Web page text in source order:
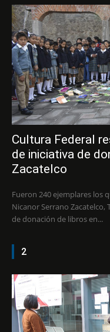
Cultura Federal
de iniciativa de
Zacatelco
Fueron 240 ejemplares los
Nicanor Serrano Zacatelco, Tlax. Concluyó con gran éxito la campaña
de donación de libros en...
2